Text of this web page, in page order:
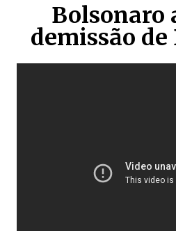
Bolsonaro
demissão